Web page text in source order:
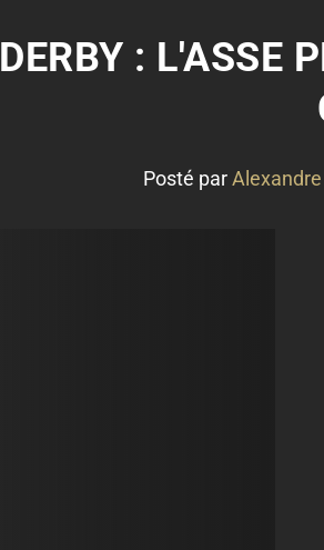
DERBY : L'ASSE
Posté par